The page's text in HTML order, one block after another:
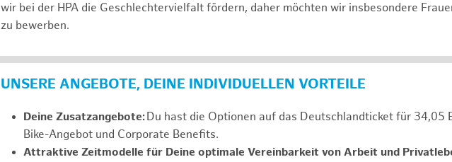
wir bei der HPA die Geschlechtervielfalt fördern, daher möchten wir insbesondere
zu bewerben.
UNSERE ANGEBOTE, DEINE INDIVIDUELLEN VORTEILE
Deine Zusatzangebote:Du hast die Optionen auf das Deutschlandticket für 34,05
Bike-Angebot und Corporate Benefits.
Attraktive Zeitmodelle für Deine optimale Vereinbarkeit von Arbeit und